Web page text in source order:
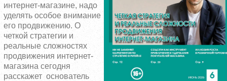
интернет-магазине, надо
уделять особое внимание
его продвижению. О
четкой стратегии и
реальные сложностях
продвижения интернет-
магазина сегодня
расскажет основатель